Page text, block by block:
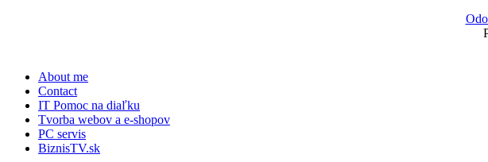
Skip
content
About me
Contact
IT Pomoc na diaľku
Tvorba webov a e-shopov
PC servis
BiznisTV.sk